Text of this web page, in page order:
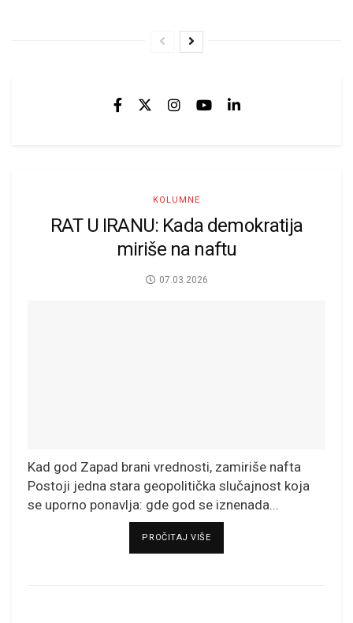
KOLUMNE
RAT U IRANU: Kada demokratija
miriše na naftu
07.03.2026
Kad god Zapad brani vrednosti, zamiriše nafta
Postoji jedna stara geopolitička slučajnost koja
se uporno ponavlja: gde god se iznenada...
PROČITAJ VIŠEDETAILS